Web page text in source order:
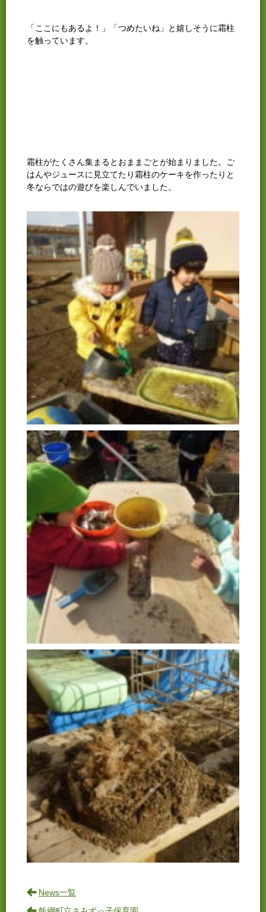
「ここにもあるよ！」「つめたいね」と嬉しそうに霜柱
を触っています。
霜柱がたくさん集まるとおままごとが始まりました。ご
はんやジュースに見立てたり霜柱のケーキを作ったりと
冬ならではの遊びを楽しんでいました。
News一覧